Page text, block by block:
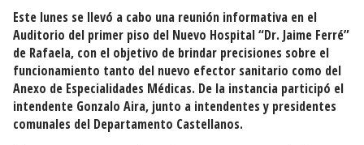
Este lunes se llevó a cabo una reunión informativa en el
Auditorio del primer piso del Nuevo Hospital “Dr. Jaime Ferré”
de Rafaela, con el objetivo de brindar precisiones sobre el
funcionamiento tanto del nuevo efector sanitario como del
Anexo de Especialidades Médicas. De la instancia participó el
intendente Gonzalo Aira, junto a intendentes y presidentes
comunales del Departamento Castellanos.